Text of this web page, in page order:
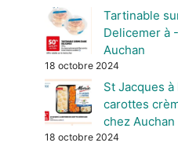
Tartinable
Delicemer à
Auchan
18 octobre 2024
St Jacques
carottes
chez Auchan
18 octobre 2024